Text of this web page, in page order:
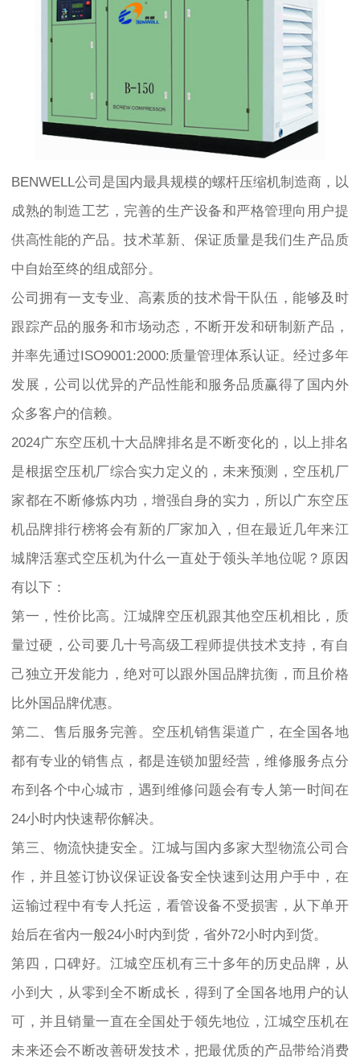
BENWELL公司是国内最具规模的螺杆压缩机制造商，以
成熟的制造工艺，完善的生产设备和严格管理向用户提
供高性能的产品。技术革新、保证质量是我们生产品质
中自始至终的组成部分。
公司拥有一支专业、高素质的技术骨干队伍，能够及时
跟踪产品的服务和市场动态，不断开发和研制新产品，
并率先通过ISO9001:2000:质量管理体系认证。经过多年
发展，公司以优异的产品性能和服务品质赢得了国内外
众多客户的信赖。
2024广东空压机十大品牌排名是不断变化的，以上排名
是根据空压机厂综合实力定义的，未来预测，空压机厂
家都在不断修炼内功，增强自身的实力，所以广东空压
机品牌排行榜将会有新的厂家加入，但在最近几年来江
城牌活塞式空压机为什么一直处于领头羊地位呢？原因
有以下：
第一，性价比高。江城牌空压机跟其他空压机相比，质
量过硬，公司要几十号高级工程师提供技术支持，有自
己独立开发能力，绝对可以跟外国品牌抗衡，而且价格
比外国品牌优惠。
第二、售后服务完善。空压机销售渠道广，在全国各地
都有专业的销售点，都是连锁加盟经营，维修服务点分
布到各个中心城市，遇到维修问题会有专人第一时间在
24小时内快速帮你解决。
第三、物流快捷安全。江城与国内多家大型物流公司合
作，并且签订协议保证设备安全快速到达用户手中，在
运输过程中有专人托运，看管设备不受损害，从下单开
始后在省内一般24小时内到货，省外72小时内到货。
第四，口碑好。江城空压机有三十多年的历史品牌，从
小到大，从零到全不断成长，得到了全国各地用户的认
可，并且销量一直在全国处于领先地位，江城空压机在
未来还会不断改善研发技术，把最优质的产品带给消费